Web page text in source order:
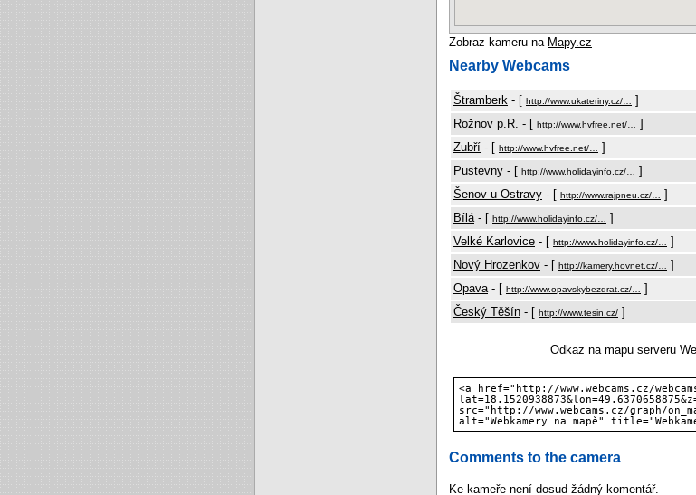
Zobraz kameru na Mapy.cz
Nearby Webcams
Štramberk - [ http://www.ukateriny.cz/… ]
Rožnov p.R. - [ http://www.hvfree.net/… ]
Zubří - [ http://www.hvfree.net/… ]
Pustevny - [ http://www.holidayinfo.cz/… ]
Šenov u Ostravy - [ http://www.rajpneu.cz/… ]
Bílá - [ http://www.holidayinfo.cz/… ]
Velké Karlovice - [ http://www.holidayinfo.cz/… ]
Nový Hrozenkov - [ http://kamery.hovnet.cz/… ]
Opava - [ http://www.opavskybezdrat.cz/… ]
Český Těšín - [ http://www.tesin.cz/ ]
Odkaz na mapu serveru
<a href="http://www.webcams.cz/
src="http://www.webcams.cz/graph/
alt="Webkamery na mapě"
Comments to the camera
Ke kameře není dosud žádný komentář.